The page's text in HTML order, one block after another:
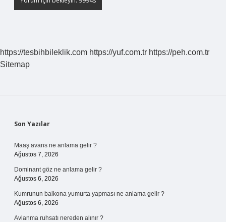
https://tesbihbileklik.com https://yuf.com.tr https://peh.com.tr
Sitemap
Sidebar
Son Yazılar
Maaş avans ne anlama gelir ?
Ağustos 7, 2026
Dominant göz ne anlama gelir ?
Ağustos 6, 2026
Kumrunun balkona yumurta yapması ne anlama gelir ?
Ağustos 6, 2026
Avlanma ruhsatı nereden alınır ?